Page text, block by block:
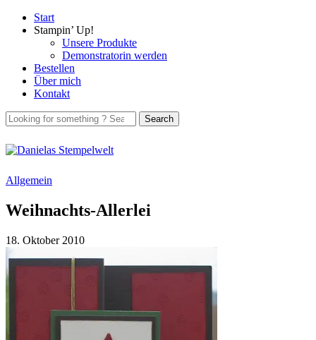
Start
Stampin’ Up!
Unsere Produkte
Demonstratorin werden
Bestellen
Über mich
Kontakt
Allgemein
Weihnachts-Allerlei
18. Oktober 2010